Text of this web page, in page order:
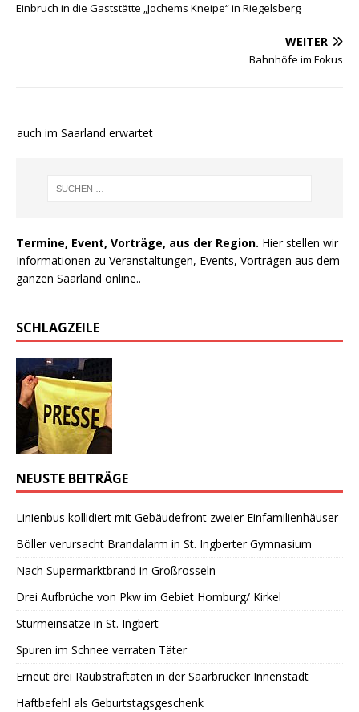
Einbruch in die Gaststätte „Jochems Kneipe“ in Riegelsberg
WEITER
Bahnhöfe im Fokus
auch im Saarland erwartet
Termine, Event, Vorträge, aus der Region. Hier stellen wir
Informationen zu Veranstaltungen, Events, Vorträgen aus dem
ganzen Saarland online..
SCHLAGZEILE
NEUSTE BEITRÄGE
Linienbus kollidiert mit Gebäudefront zweier Einfamilienhäuser
Böller verursacht Brandalarm in St. Ingberter Gymnasium
Nach Supermarktbrand in Großrosseln
Drei Aufbrüche von Pkw im Gebiet Homburg/ Kirkel
Sturmeinsätze in St. Ingbert
Spuren im Schnee verraten Täter
Erneut drei Raubstraftaten in der Saarbrücker Innenstadt
Haftbefehl als Geburtstagsgeschenk